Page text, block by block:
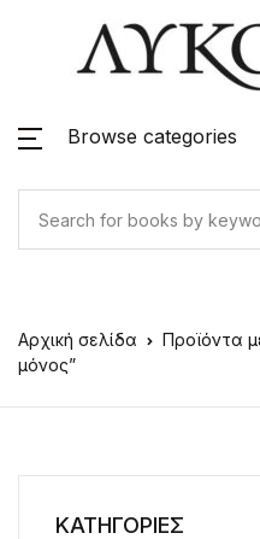
Browse categories
Αρχική σελίδα
Προϊόντα
μόνος”
ΚΑΤΗΓΟΡΙΕΣ